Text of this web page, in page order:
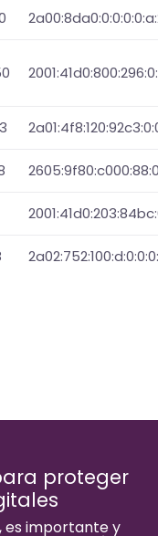
proteger
es importante y